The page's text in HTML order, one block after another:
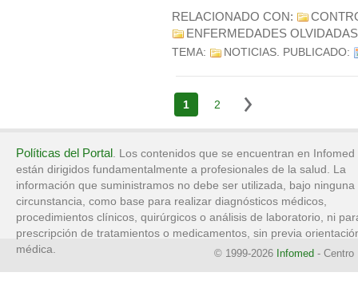
RELACIONADO CON:
ENFERMEDADES OLVIDADAS
TEMA: NOTICIAS. PUBLICADO:
1 2
Políticas del Portal. Los contenidos que se encuentran en Infomed
están dirigidos fundamentalmente a profesionales de la salud. La
información que suministramos no debe ser utilizada, bajo ninguna
circunstancia, como base para realizar diagnósticos médicos,
procedimientos clínicos, quirúrgicos o análisis de laboratorio, ni
prescripción de tratamientos o medicamentos, sin previa
médica.
© 1999-2026 Infomed - Centro